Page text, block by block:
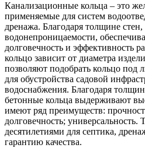
Канализационные кольца – это
применяемые для систем
дренажа. Благодаря толщине
водонепроницаемости,
долговечность и эффективность
кольцо зависит от диаметра
позволяют подобрать кольцо под
для обустройства садовой
водоснабжения. Благодаря
бетонные кольца выдерживают
имеют ряд преимуществ:
долговечность; универсальность.
десятилетиями для септика,
гарантию качества.